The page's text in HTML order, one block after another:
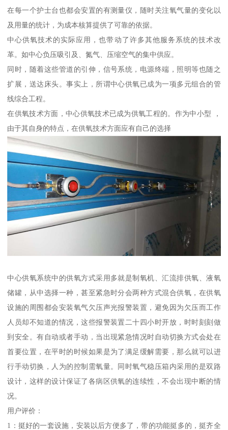
在每一个护士台也都会安置的有测量仪，随时关注氧气量的变化以
及用量的统计，为成本核算提供了可靠的依据。
中心供氧技术的实际应用，也带动了许多其他服务系统的技术改
革。如中心负压吸引及、氮气、压缩空气的集中供应。
同时，随着这些管道的引伸，信号系统，电源终端，照明等也随之
扩展，送达床头。事实上，所谓中心供氧已成为一项多元组合的管
线综合工程。
在供氧技术方面，中心供氧技术已成为供氧工程的。作为中小型 ，
由于其自身的特点，在供氧技术方面应有自己的选择
中心供氧系统中的供氧方式采用多就是制氧机、汇流排供氧、液氧
储罐，从中选择一种，甚至紧急时分会两种方式混合供氧，在供氧
设施的周围都会安装氧气欠压声光报警装置，避免因为欠压而工作
人员却不知道的情况，这些报警装置二十四小时开放，时时刻刻做
到安全。有自动或者手动，当出现紧急情况时自动切换方式会处在
首要位置，在平时的时候如果是为了满足缓解需要，那么就可以进
行手动切换，人为的控制需氧量。同时氧气稳压箱内采用的是双路
设计，这样的设计保证了各病区供氧的连续性，不会出现中断的情
况。
用户评价：
1：挺好的一套设施，安装以后方便多了，带的功能挺多的，挺齐全